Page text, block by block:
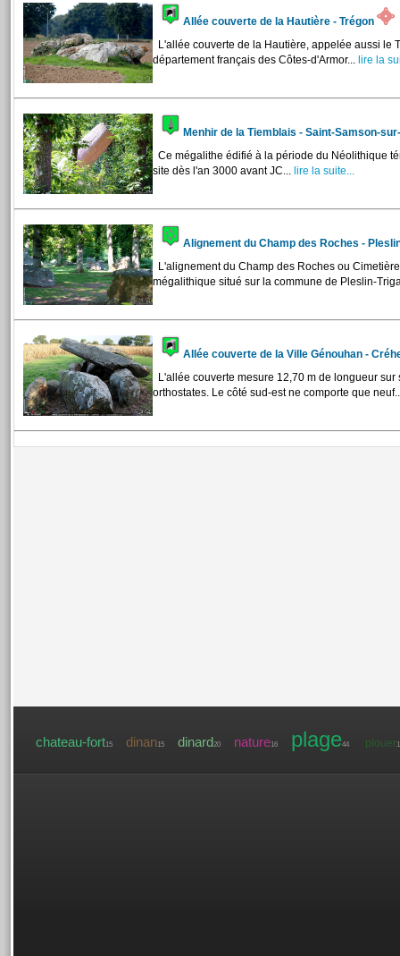
Allée couverte de la Hautière - Trégon
L'allée couverte de la Hautière, appelée aussi le
département français des Côtes-d'Armor... lire la
Menhir de la Tiemblais - Saint-Samson-
Ce mégalithe édifié à la période du Néolithique
site dès l'an 3000 avant JC... lire la suite...
Alignement du Champ des Roches -
L'alignement du Champ des Roches ou
mégalithique situé sur la commune de Pleslin-
Allée couverte de la Ville Génouhan -
L'allée couverte mesure 12,70 m de longueur
orthostates. Le côté sud-est ne comporte que
chateau-fort15 dinan15 dinard20 nature16 plage44 plouer